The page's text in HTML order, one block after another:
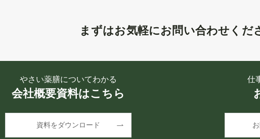
まずはお気軽にお問い合わせくだ
やさい薬膳についてわかる
会社概要資料はこちら
資料をダウンロード
仕